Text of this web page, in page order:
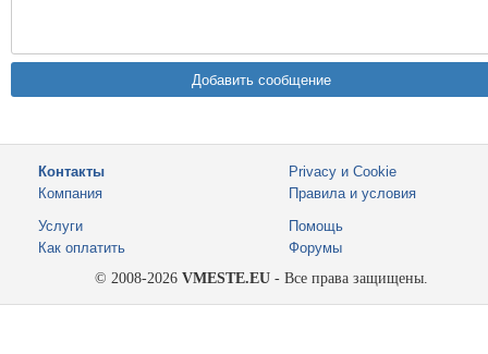
Контакты
Компания
Privacy и Cookie
Правила и условия
Услуги
Как оплатить
Помощь
Форумы
© 2008-2026 VMESTE.EU - Все права защищены.